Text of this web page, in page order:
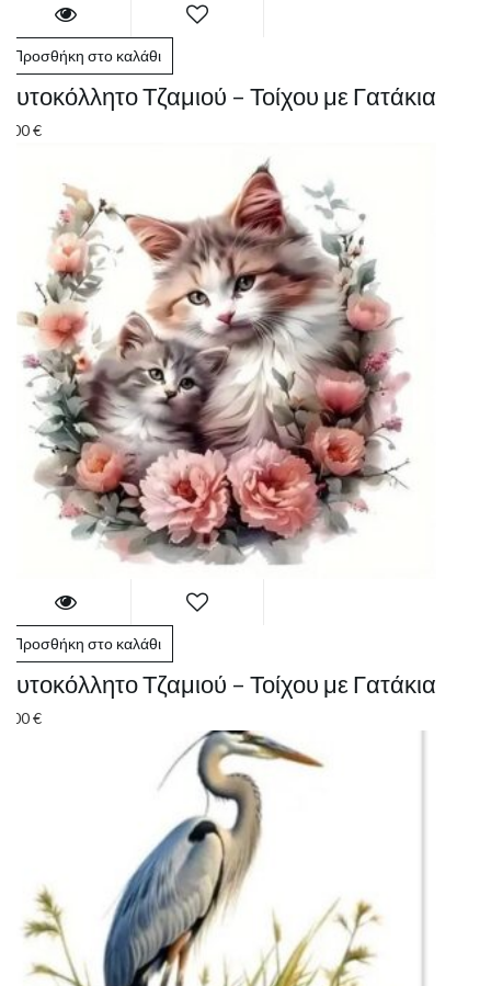
Προσθήκη στο καλάθι
Αυτοκόλλητο Τζαμιού – Τοίχου με Γατάκια
4.00€
Προσθήκη στο καλάθι
Αυτοκόλλητο Τζαμιού – Τοίχου με Γατάκια
8.00€